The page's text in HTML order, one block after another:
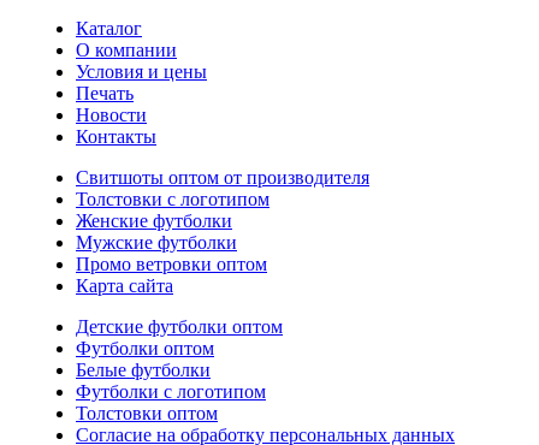
Каталог
О компании
Условия и цены
Печать
Новости
Контакты
Свитшоты оптом от производителя
Толстовки с логотипом
Женские футболки
Мужские футболки
Промо ветровки оптом
Карта сайта
Детские футболки оптом
Футболки оптом
Белые футболки
Футболки с логотипом
Толстовки оптом
Согласие на обработку персональных данных